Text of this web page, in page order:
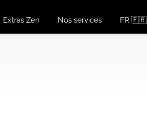
Extras Zen Nos services FR 🇫🇷